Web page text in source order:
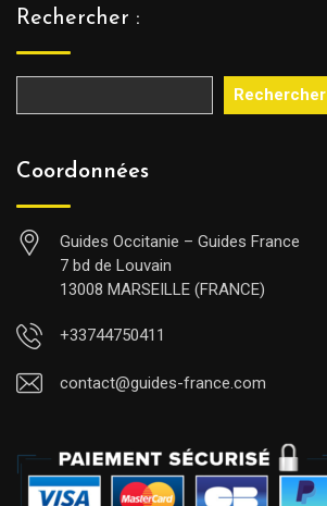
Rechercher :
Rechercher
Coordonnées
Guides Occitanie – Guides France
7 bd de Louvain
13008 MARSEILLE (FRANCE)
+33744750411
contact@guides-france.com